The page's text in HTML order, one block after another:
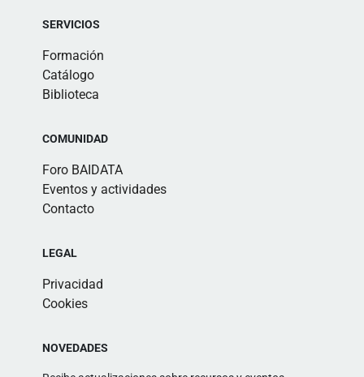
SERVICIOS
Formación
Catálogo
Biblioteca
COMUNIDAD
Foro BAIDATA
Eventos y actividades
Contacto
LEGAL
Privacidad
Cookies
NOVEDADES